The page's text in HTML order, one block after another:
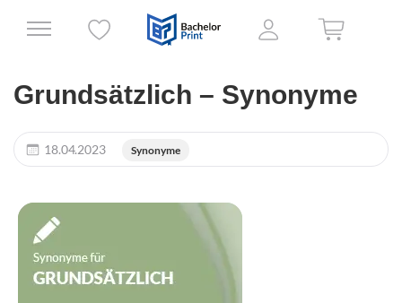
Grundsätzlich – Synonyme
18.04.2023 Synonyme